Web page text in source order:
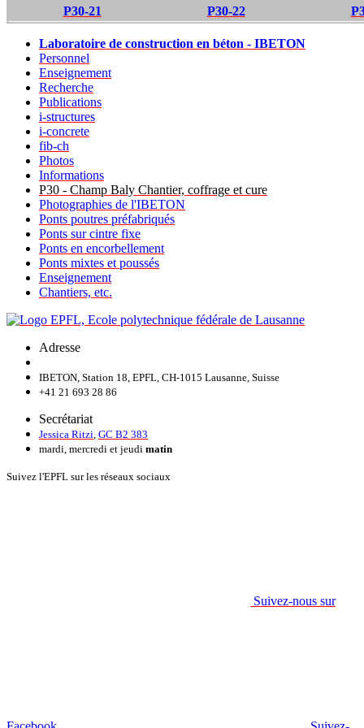
P30-21 P30-22
Laboratoire de construction en béton - IBETON
Personnel
Enseignement
Recherche
Publications
i-structures
i-concrete
fib-ch
Photos
Informations
P30 - Champ Baly Chantier, coffrage et cure
Photographies de l'IBETON
Ponts poutres préfabriqués
Ponts sur cintre fixe
Ponts en encorbellement
Ponts mixtes et poussés
Enseignement
Chantiers, etc.
Adresse
IBETON, Station 18, EPFL, CH-1015 Lausanne, Suisse
+41 21 693 28 86
Secrétariat
Jessica Ritzi GC B2 383
mardi, mercredi et jeudi matin
Suivez l'EPFL sur les réseaux sociaux
Suivez-nous sur